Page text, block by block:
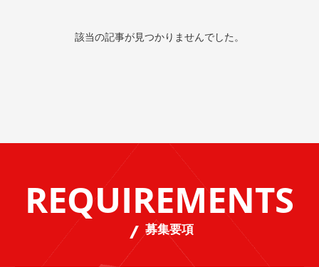
該当の記事が見つかりませんでした。
REQUIREMENTS
募集要項